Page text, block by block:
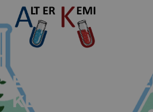
KEMI